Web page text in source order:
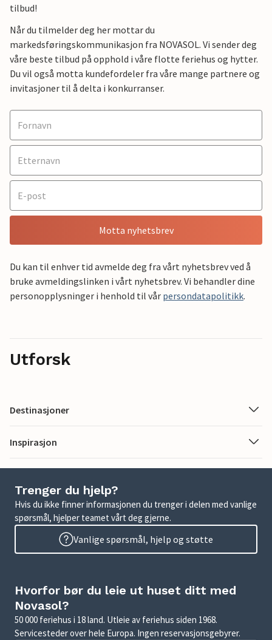
tilbud!
Når du tilmelder deg her mottar du
markedsføringskommunikasjon fra NOVASOL. Vi sender deg
våre beste tilbud på opphold i våre flotte feriehus og hytter.
Du vil også motta kundefordeler fra våre mange partnere og
invitasjoner til å delta i konkurranser.
Motta nyhetsbrev
Du kan til enhver tid avmelde deg fra vårt nyhetsbrev ved å
bruke avmeldingslinken i vårt nyhetsbrev. Vi behandler dine
personopplysninger i henhold til vår persondatapolitikk.
Utforsk
Destinasjoner
Inspirasjon
Trenger du hjelp?
Hvis du ikke finner informasjonen du trenger i delen med vanlige
spørsmål, hjelper teamet vårt deg gjerne.
Vanlige spørsmål, hjelp og støtte
Hvorfor bør du leie ut huset ditt med
Novasol?
50 000 feriehus i 18 land. Utleie av feriehus siden 1968.
Servicesteder over hele Europa. Ingen reservasjonsgebyrer.